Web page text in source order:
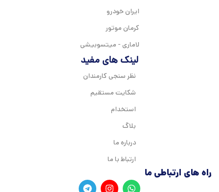
ایران خودرو
کرمان موتور
لاماری - میتسوبیشی
لینک های مفید
نظر سنجی کارمندان
شکایت مستقیم
استخدام
بلاگ
درباره ما
ارتباط با ما
راه های ارتباطی ما